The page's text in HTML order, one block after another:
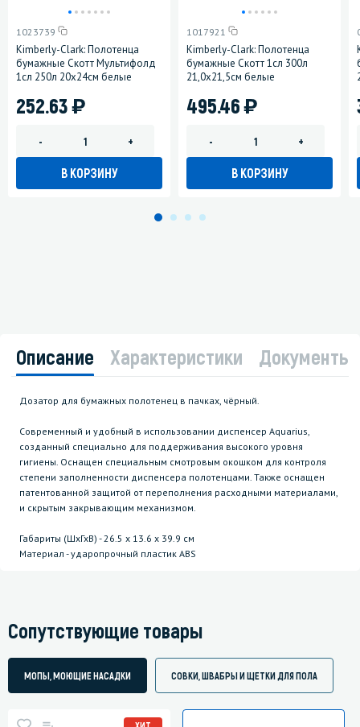
1023739
Kimberly-Clark: Полотенца
бумажные Скотт Мультифолд
1сл 250л 20х24см белые
252.63)
- +
В КОРЗИНУ
1017921
Kimberly-Clark: Полотенца
бумажные Скотт 1сл 300л
21,0х21,5см белые
495.46)
- +
В КОРЗИНУ
Описание Характеристики Документы
Дозатор для бумажных полотенец в пачках, чёрный.
Современный и удобный в использовании диспенсер Aquarius,
созданный специально для поддерживания высокого уровня
гигиены. Оснащен специальным смотровым окошком для контроля
степени заполненности диспенсера полотенцами. Также оснащен
патентованной защитой от переполнения расходными материалами,
и скрытым закрывающим механизмом.
Габариты (ШхГхВ) - 26.5 х 13.6 х 39.9 см
Материал - ударопрочный пластик ABS
Сопутствующие товары
МОПЫ, МОЮЩИЕ НАСАДКИ СОВКИ, ШВАБРЫ И ЩЕТКИ ДЛЯ ПОЛА